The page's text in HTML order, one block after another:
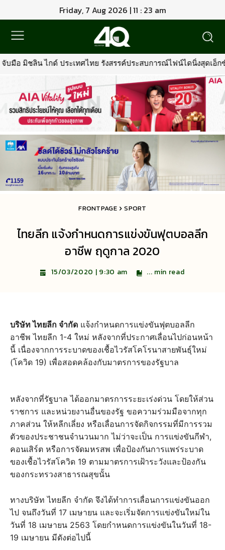
Friday, 7 Aug 2026 | 11 : 23 am
ทย รังสรรค์ประสบการณ์ไฟน์ไดนิ่งสุดเอ็กซ์คลูซีฟระดับมิชลินสตาร์
FRONTPAGE SPORT
ไทยลีก แจ้งกำหนดการแข่งขันฟุตบอลลีก
อาชีพ ฤดูกาล 2020
15/03/2020 | 9:30 am ... min read
บริษัท ไทยลีก จำกัด แจ้งกำหนดการแข่งขันฟุตบอลลีก
อาชีพ ไทยลีก 1-4 ใหม่ หลังจากที่ประกาศเลื่อนไปก่อนหน้า
นี้ เนื่องจากการระบาดของเชื้อไวรัสโคโรนาสายพันธุ์ใหม่
(โควิด 19) เพื่อสอดคล้องกับมาตรการของรัฐบาล
หลังจากที่รัฐบาล ได้ออกมาตรการระยะเร่งด่วน โดยให้ส่วน
ราชการ และหน่วยงานอื่นของรัฐ ขอความร่วมมือจากทุก
ภาคส่วน ให้หลีกเลี่ยง หรือเลื่อนการจัดกิจกรรมที่มีการรวม
ตัวของประชาชนจำนวนมาก ไม่ว่าจะเป็น การแข่งขันกีฬา,
คอนเสิร์ต หรือการจัดมหรสพ เพื่อป้องกันการแพร่ระบาด
ของเชื้อไวรัสโควิด 19 ตามมาตรการเฝ้าระวังและป้องกัน
ของกระทรวงสาธารณสุขนั้น
ทางบริษัท ไทยลีก จำกัด จึงได้ทำการเลื่อนการแข่งขันออก
ไป จนถึงวันที่ 17 เมษายน และจะเริ่มจัดการแข่งขันใหม่ใน
วันที่ 18 เมษายน 2563 โดยกำหนดการแข่งขันในวันที่ 18-
19 เมษายน มีดังต่อไปนี้